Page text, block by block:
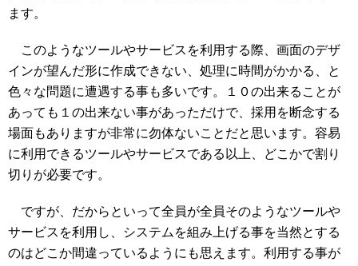
ます。
このようなツールやサービスを利用する際、画面のデザ
インが望んだ形に作成できない、処理に時間がかかる、と
色々な問題に遭遇する事も多いです。１０の出来ることが
あっても１の出来ない事があっただけで、採用を断念する
場面もありますが非常に勿体ないことだと思います。容易
に利用できるツールやサービスである以上、どこかで割り
切りが必要です。
ですが、だからといって全員が全員そのようなツールや
サービスを利用し、システムを組み上げる事を当然とする
のはどこか間違っているようにも思えます。利用する事が